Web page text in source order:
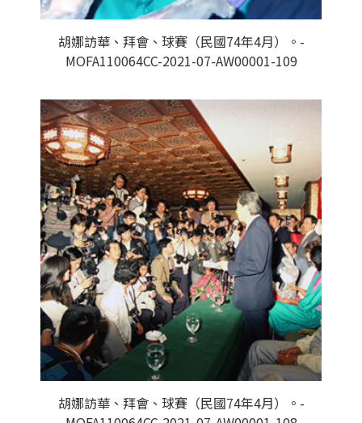
胡娜訪華、拜會、球賽（民國74年4月）。-
MOFA110064CC-2021-07-AW00001-109
胡娜訪華、拜會、球賽（民國74年4月）。-